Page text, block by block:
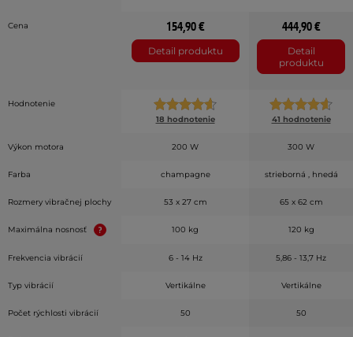
Cena 154,90 €
Detail produktu
444,90 €
Detail
produktu
Hodnotenie
18 hodnotenie
41 hodnotenie
Výkon motora 200 W 300 W
Farba champagne strieborná , hnedá
Rozmery vibračnej plochy 53 x 27 cm 65 x 62 cm
Maximálna nosnosť 100 kg 120 kg
Frekvencia vibrácií 6 - 14 Hz 5,86 - 13,7 Hz
Typ vibrácií Vertikálne Vertikálne
Počet rýchlosti vibrácií 50 50